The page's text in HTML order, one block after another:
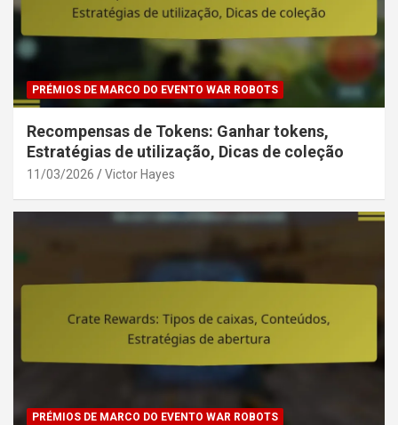
PRÉMIOS DE MARCO DO EVENTO WAR ROBOTS
Recompensas de Tokens: Ganhar tokens,
Estratégias de utilização, Dicas de coleção
11/03/2026 Victor Hayes
PRÉMIOS DE MARCO DO EVENTO WAR ROBOTS